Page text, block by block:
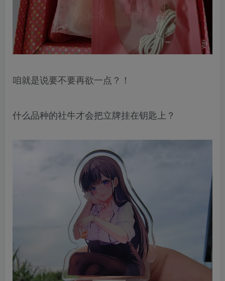
咱就是说要不要再欲一点？！
什么品种的社牛才会把立牌挂在钥匙上？